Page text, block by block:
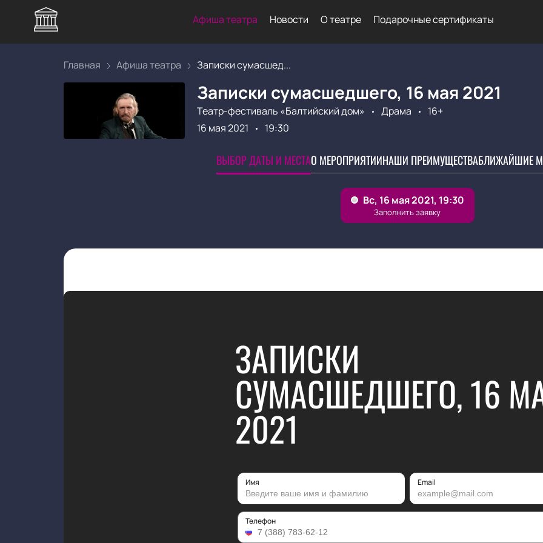
Афиша театра Новости О театре Подарочные сертификаты
Главная Афиша театра Записки сумасшед...
Записки сумасшедшего, 16 мая 2021
Театр-фестиваль «Балтийский дом» Драма
16+
16 мая 2021
19:30
ВЫБОР ДАТЫ И МЕСТАО МЕРОПРИЯТИИНАШИ ПРЕИМУЩЕСТВАБЛИЖАЙШИЕ
ЗАПИСКИ
СУМАСШЕДШЕГО, 16
2021
Имя Email
Телефон